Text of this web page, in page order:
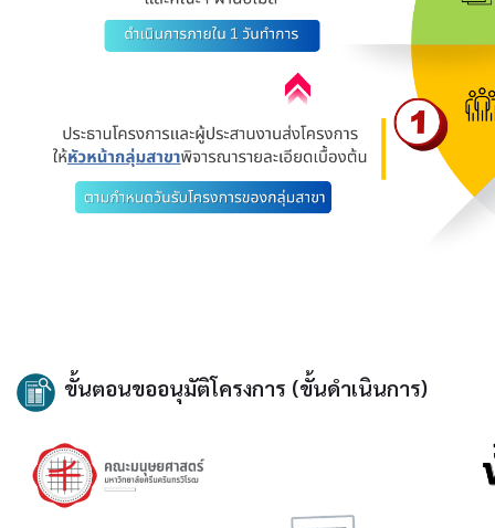
ขั้นตอนขออนุมัติโครงการ (ขั้นดำเนินการ)